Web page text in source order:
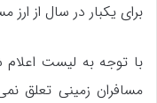
برای یکبار در سال از ارز
با توجه به لیست
مسافران زمینى تعلق